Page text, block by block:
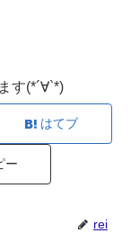
す(*´∀`*)
はてブ
ー
rei